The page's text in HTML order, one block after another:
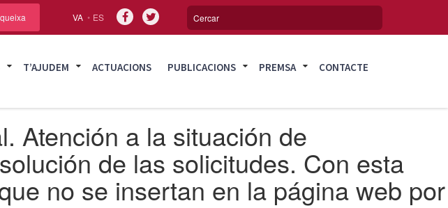
VA ES
T’AJUDEM ACTUACIONS PUBLICACIONS PREMSA CONTACTE
Atención a la situación de
de las solicitudes. Con esta
no se insertan en la página web por